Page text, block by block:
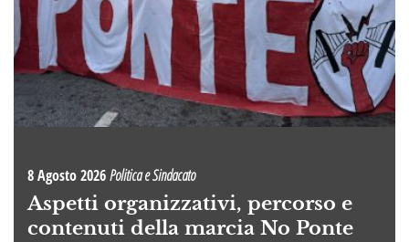
8 Agosto 2026Politica e Sindacato
Aspetti organizzativi, percorso e
contenuti della marcia No Ponte